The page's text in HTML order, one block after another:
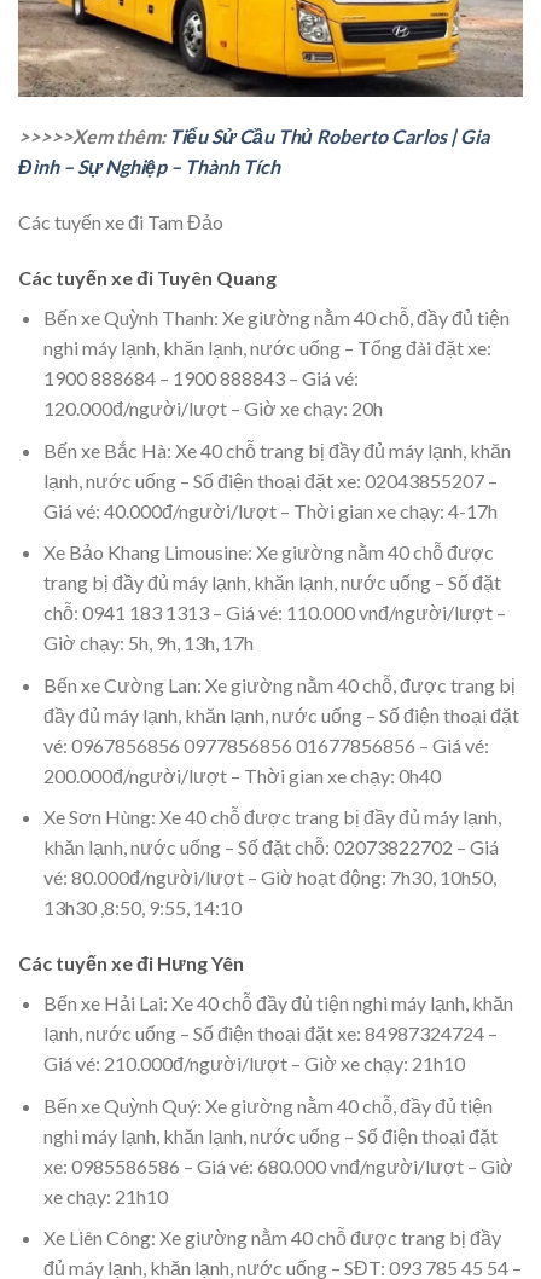
>>>>>Xem thêm: Tiểu Sử Cầu Thủ Roberto Carlos | Gia
Đình – Sự Nghiệp – Thành Tích
Các tuyến xe đi Tam Đảo
Các tuyến xe đi Tuyên Quang
Bến xe Quỳnh Thanh: Xe giường nằm 40 chỗ, đầy đủ tiện
nghi máy lạnh, khăn lạnh, nước uống – Tổng đài đặt xe:
1900 888684 – 1900 888843 – Giá vé:
120.000đ/người/lượt – Giờ xe chạy: 20h
Bến xe Bắc Hà: Xe 40 chỗ trang bị đầy đủ máy lạnh, khăn
lạnh, nước uống – Số điện thoại đặt xe: 02043855207 –
Giá vé: 40.000đ/người/lượt – Thời gian xe chạy: 4-17h
Xe Bảo Khang Limousine: Xe giường nằm 40 chỗ được
trang bị đầy đủ máy lạnh, khăn lạnh, nước uống – Số đặt
chỗ: 0941 183 1313 – Giá vé: 110.000 vnđ/người/lượt –
Giờ chạy: 5h, 9h, 13h, 17h
Bến xe Cường Lan: Xe giường nằm 40 chỗ, được trang bị
đầy đủ máy lạnh, khăn lạnh, nước uống – Số điện thoại đặt
vé: 0967856856 0977856856 01677856856 – Giá vé:
200.000đ/người/lượt – Thời gian xe chạy: 0h40
Xe Sơn Hùng: Xe 40 chỗ được trang bị đầy đủ máy lạnh,
khăn lạnh, nước uống – Số đặt chỗ: 02073822702 – Giá
vé: 80.000đ/người/lượt – Giờ hoạt động: 7h30, 10h50,
13h30 ,8:50, 9:55, 14:10
Các tuyến xe đi Hưng Yên
Bến xe Hải Lai: Xe 40 chỗ đầy đủ tiện nghi máy lạnh, khăn
lạnh, nước uống – Số điện thoại đặt xe: 84987324724 –
Giá vé: 210.000đ/người/lượt – Giờ xe chạy: 21h10
Bến xe Quỳnh Quý: Xe giường nằm 40 chỗ, đầy đủ tiện
nghi máy lạnh, khăn lạnh, nước uống – Số điện thoại đặt
xe: 0985586586 – Giá vé: 680.000 vnđ/người/lượt – Giờ
xe chạy: 21h10
Xe Liên Công: Xe giường nằm 40 chỗ được trang bị đầy
đủ máy lạnh, khăn lạnh, nước uống – SĐT: 093 785 45 54 –